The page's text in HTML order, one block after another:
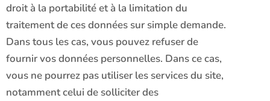
droit à la portabilité et à la limitation du
traitement de ces données sur simple demande.
Dans tous les cas, vous pouvez refuser de
fournir vos données personnelles. Dans ce cas,
vous ne pourrez pas utiliser les services du site,
notamment celui de solliciter des